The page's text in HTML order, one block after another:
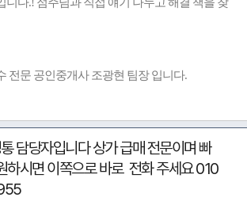
전문 공인중개사 조광현 팀장 입니다.
담당자입니다 상가 급매 전문이며 빠
하시면 이쪽으로 바로 전화 주세요 010